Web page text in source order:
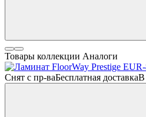
Товары коллекции Аналоги
Снят с пр-ваБесплатная доставкаВ